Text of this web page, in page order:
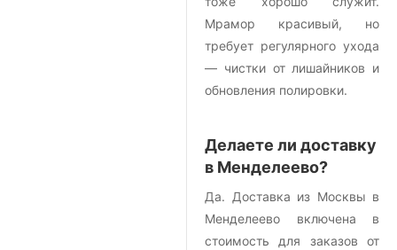
Мрамор красивый, но
требует регулярного ухода
— чистки от лишайников и
обновления полировки.
Делаете ли доставку
в Менделеево?
Да. Доставка из Москвы в
Менделеево включена в
стоимость для заказов от